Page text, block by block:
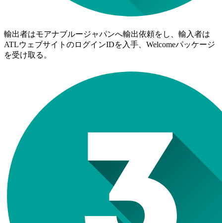
輸出者はモアナブルージャパンへ輸出依頼をし、輸入者は
ATLウェブサイトのログインIDを入手、Welcomeパッケージ
を受け取る。